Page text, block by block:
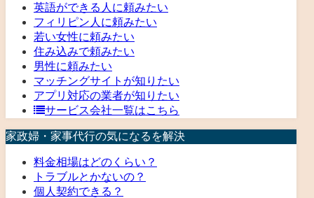
英語ができる人に頼みたい
フィリピン人に頼みたい
若い女性に頼みたい
住み込みで頼みたい
男性に頼みたい
マッチングサイトが知りたい
アプリ対応の業者が知りたい
サービス会社一覧はこちら
家政婦・家事代行の気になるを解決
料金相場はどのくらい？
トラブルとかないの？
個人契約できる？